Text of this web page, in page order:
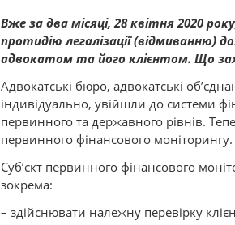
Вже за два місяці, 28 квітня 2020
протидію легалізації (відмиванню)
адвокатом та його клієнтом. Що
Адвокатські бюро, адвокатські
індивідуально, увійшли до системи
первинного та державного рівнів.
первинного фінансового моніторингу.
Суб’єкт первинного фінансового
зокрема:
– здійснювати належну перевірку